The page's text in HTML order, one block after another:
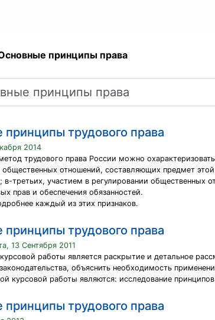
принципы права
трудового права
2014
трудового права России можно
общественных отношений, составляющих предмет
в-третьих, участием в регулировании
прав и обеспечения обязанностей.
каждый из этих признаков.
трудового права
13 Сентября 2011
работы является раскрытие и детальное
объяснить необходимость
курсовой работы являются: исследование
трудового права